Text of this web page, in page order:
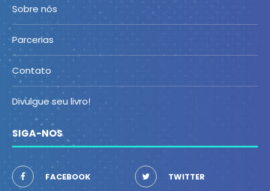
Sobre nós
Parcerias
Contato
Divulgue seu livro!
SIGA-NOS
FACEBOOK TWITTER